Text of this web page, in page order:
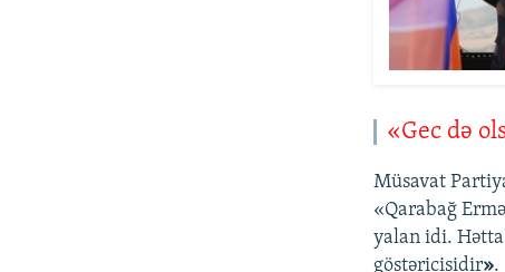
«Gec də
Müsavat
«Qarabağ
yalan idi. Hətta
göstəricisidir».